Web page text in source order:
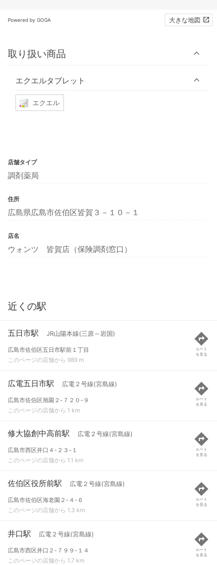
Powered by GOGA 大きな地図
取り扱い商品
エクエルタブレット
エクエル
店舗タイプ
調剤薬局
住所
広島県広島市佐伯区皆賀３－１０－１
店名
ウォンツ 皆賀店（保険調剤窓口）
近くの駅
五日市駅 JR山陽本線(三原～岩国)
広島市佐伯区五日市駅前１丁目
このページの店舗から 989 m
ルート
を見る
広電五日市駅 広電２号線(宮島線)
広島市佐伯区旭園２-７２０-９
このページの店舗から 1 km
ルート
を見る
修大協創中高前駅 広電２号線(宮島線)
広島市西区井口４-２３-１
このページの店舗から 1.1 km
ルート
を見る
佐伯区役所前駅 広電２号線(宮島線)
広島市佐伯区海老園２-４-６
このページの店舗から 1.3 km
ルート
を見る
井口駅 広電２号線(宮島線)
広島市西区井口２-７９９-１４
このページの店舗から 1.7 km
ルート
を見る